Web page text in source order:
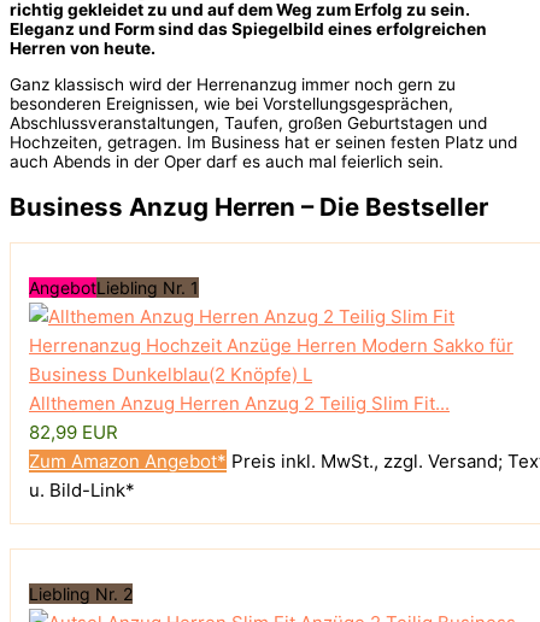
richtig gekleidet zu und auf dem Weg zum Erfolg zu sein.
Eleganz und Form sind das Spiegelbild eines erfolgreichen
Herren von heute.
Ganz klassisch wird der Herrenanzug immer noch gern zu
besonderen Ereignissen, wie bei Vorstellungsgesprächen,
Abschlussveranstaltungen, Taufen, großen Geburtstagen und
Hochzeiten, getragen. Im Business hat er seinen festen Platz und
auch Abends in der Oper darf es auch mal feierlich sein.
Business Anzug Herren – Die Bestseller
AngebotLiebling Nr. 1
Allthemen Anzug Herren Anzug 2 Teilig Slim Fit...
82,99 EUR
Zum Amazon Angebot* Preis inkl. MwSt., zzgl. Versand;
u. Bild-Link*
Liebling Nr. 2